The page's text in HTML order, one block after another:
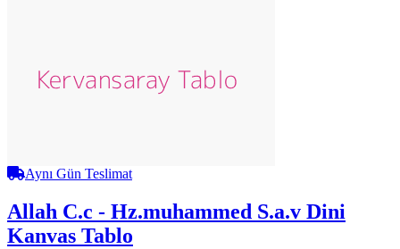
Aynı Gün Teslimat
Allah C.c - Hz.muhammed S.a.v Dini
Kanvas Tablo